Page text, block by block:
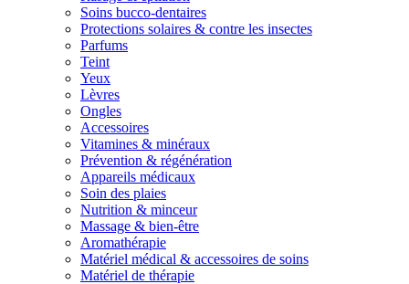
Soins bucco-dentaires
Protections solaires & contre les insectes
Parfums
Teint
Yeux
Lèvres
Ongles
Accessoires
Vitamines & minéraux
Prévention & régénération
Appareils médicaux
Soin des plaies
Nutrition & minceur
Massage & bien-être
Aromathérapie
Matériel médical & accessoires de soins
Matériel de thérapie